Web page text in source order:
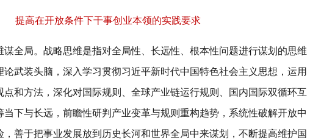
提高在开放条件下干事创业本领的实践要求
全局。 战略思维是指对全局性、长远性、根本性问题进行谋划的思维
武装头脑，深入学习贯彻习近平新时代中国特色社会主义思想，运用
点和方法，深化对国际规则、全球产业链运行规则、国内国际双循环互
当下与长远，前瞻性研判产业变革与规则重构趋势，系统性破解开放中
，善于把事业发展放到历史长河和世界全局中来谋划，不断提高维护国